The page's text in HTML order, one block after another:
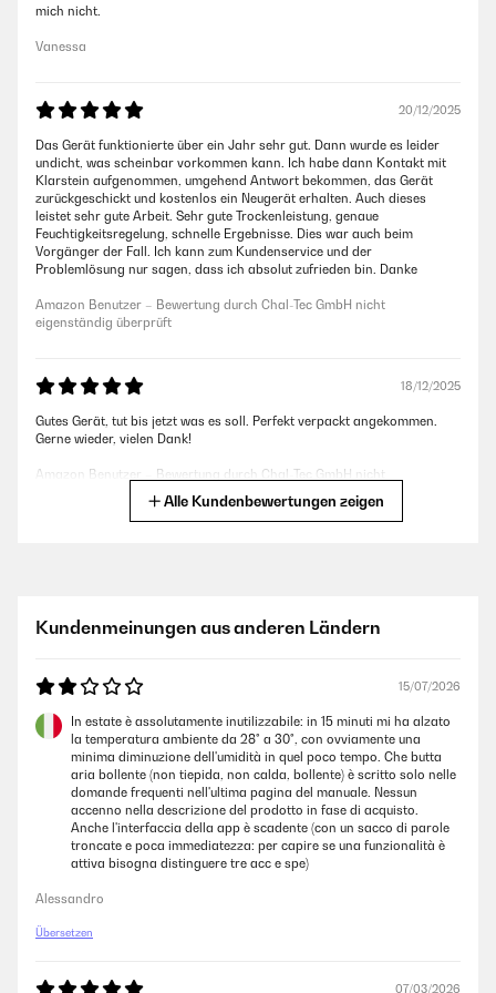
mich nicht.
Vanessa
20/12/2025
Das Gerät funktionierte über ein Jahr sehr gut. Dann wurde es leider
undicht, was scheinbar vorkommen kann. Ich habe dann Kontakt mit
Klarstein aufgenommen, umgehend Antwort bekommen, das Gerät
zurückgeschickt und kostenlos ein Neugerät erhalten. Auch dieses
leistet sehr gute Arbeit. Sehr gute Trockenleistung, genaue
Feuchtigkeitsregelung, schnelle Ergebnisse. Dies war auch beim
Vorgänger der Fall. Ich kann zum Kundenservice und der
Problemlösung nur sagen, dass ich absolut zufrieden bin. Danke
Amazon Benutzer – Bewertung durch Chal-Tec GmbH nicht
eigenständig überprüft
18/12/2025
Gutes Gerät, tut bis jetzt was es soll. Perfekt verpackt angekommen.
Gerne wieder, vielen Dank!
Amazon Benutzer – Bewertung durch Chal-Tec GmbH nicht
eigenständig überprüft
Amazon Benutzer – Bewertung durch Chal-Tec GmbH nicht
Sehr gute und scgnelle Trockenleistung, läuft automatisch und schaltet
bei Erreichen der eingestellten Lüftfeuchtigkeit (in 5%-Schritten
einstellbar) ab. Startet wieder alleine, wenn Luftfeuchtigkeit wieder
angestiegen ist . Hat einen angenehm grossen Wassertank. Wird von
mir im Keller genutzt. Der Wassertank lässt sich etwas schwer
entnehmen.In Summe sehr zufrieden, empfehle ich weiter.
Amazon Benutzer – Bewertung durch Chal-Tec GmbH nicht
Sehr guter Luftentfeuchter. 5 Sterne. Angekommen, Auspacken,
Alle Kundenbewertungen zeigen
Kundenmeinungen aus anderen Ländern
15/07/2026
In estate è assolutamente inutilizzabile: in 15 minuti mi ha alzato
la temperatura ambiente da 28° a 30°, con ovviamente una
minima diminuzione dell'umidità in quel poco tempo. Che butta
aria bollente (non tiepida, non calda, bollente) è scritto solo nelle
domande frequenti nell'ultima pagina del manuale. Nessun
accenno nella descrizione del prodotto in fase di acquisto.
Anche l'interfaccia della app è scadente (con un sacco di parole
troncate e poca immediatezza: per capire se una funzionalità è
attiva bisogna distinguere tre acc e spe)
Alessandro
Übersetzen
07/03/2026